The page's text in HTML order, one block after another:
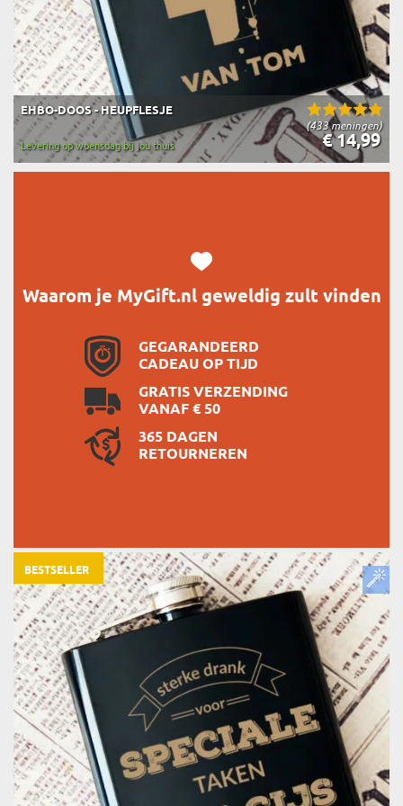
(433 meningen)
EHBO-DOOS - HEUPFLESJE
€ 14,99
Levering op woensdag bij jou thuis
Waarom je MyGift.nl geweldig zult vinden
GEGARANDEERD
CADEAU OP TIJD
GRATIS VERZENDING
VANAF € 50
365 DAGEN
RETOURNEREN
BESTSELLER